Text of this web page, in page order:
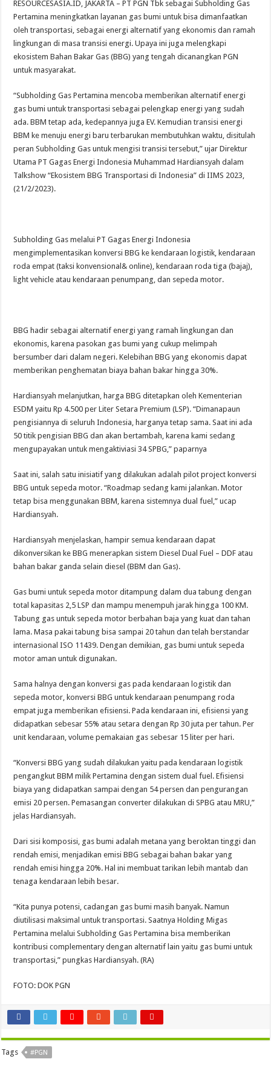
Terminal LPG Tanjung Sekong PET Jadi Terminal LPG Pertama di Dunia
RESOURCESASIA.ID, JAKARTA – PT PGN Tbk sebagai Subholding Gas
Pertamina meningkatkan layanan gas bumi untuk bisa dimanfaatkan
oleh transportasi, sebagai energi alternatif yang ekonomis dan ramah
lingkungan di masa transisi energi. Upaya ini juga melengkapi
ekosistem Bahan Bakar Gas (BBG) yang tengah dicanangkan PGN
untuk masyarakat.
“Subholding Gas Pertamina mencoba memberikan alternatif energi
gas bumi untuk transportasi sebagai pelengkap energi yang sudah
ada. BBM tetap ada, kedepannya juga EV. Kemudian transisi energi
BBM ke menuju energi baru terbarukan membutuhkan waktu, disitulah
peran Subholding Gas untuk mengisi transisi tersebut,” ujar Direktur
Utama PT Gagas Energi Indonesia Muhammad Hardiansyah dalam
Talkshow “Ekosistem BBG Transportasi di Indonesia” di IIMS 2023,
(21/2/2023).
Subholding Gas melalui PT Gagas Energi Indonesia
mengimplementasikan konversi BBG ke kendaraan logistik, kendaraan
roda empat (taksi konvensional& online), kendaraan roda tiga (bajaj),
light vehicle atau kendaraan penumpang, dan sepeda motor.
BBG hadir sebagai alternatif energi yang ramah lingkungan dan
ekonomis, karena pasokan gas bumi yang cukup melimpah
bersumber dari dalam negeri. Kelebihan BBG yang ekonomis dapat
memberikan penghematan biaya bahan bakar hingga 30%.
Hardiansyah melanjutkan, harga BBG ditetapkan oleh Kementerian
ESDM yaitu Rp 4.500 per Liter Setara Premium (LSP). “Dimanapaun
pengisiannya di seluruh Indonesia, harganya tetap sama. Saat ini ada
50 titik pengisian BBG dan akan bertambah, karena kami sedang
mengupayakan untuk mengaktiviasi 34 SPBG,” paparnya
Saat ini, salah satu inisiatif yang dilakukan adalah pilot project konversi
BBG untuk sepeda motor. “Roadmap sedang kami jalankan. Motor
tetap bisa menggunakan BBM, karena sistemnya dual fuel,” ucap
Hardiansyah.
Hardiansyah menjelaskan, hampir semua kendaraan dapat
dikonversikan ke BBG menerapkan sistem Diesel Dual Fuel – DDF atau
bahan bakar ganda selain diesel (BBM dan Gas).
Gas bumi untuk sepeda motor ditampung dalam dua tabung dengan
total kapasitas 2,5 LSP dan mampu menempuh jarak hingga 100 KM.
Tabung gas untuk sepeda motor berbahan baja yang kuat dan tahan
lama. Masa pakai tabung bisa sampai 20 tahun dan telah berstandar
internasional ISO 11439. Dengan demikian, gas bumi untuk sepeda
motor aman untuk digunakan.
Sama halnya dengan konversi gas pada kendaraan logistik dan
sepeda motor, konversi BBG untuk kendaraan penumpang roda
empat juga memberikan efisiensi. Pada kendaraan ini, efisiensi yang
didapatkan sebesar 55% atau setara dengan Rp 30 juta per tahun. Per
unit kendaraan, volume pemakaian gas sebesar 15 liter per hari.
“Konversi BBG yang sudah dilakukan yaitu pada kendaraan logistik
pengangkut BBM milik Pertamina dengan sistem dual fuel. Efisiensi
biaya yang didapatkan sampai dengan 54 persen dan pengurangan
emisi 20 persen. Pemasangan converter dilakukan di SPBG atau MRU,”
jelas Hardiansyah.
Dari sisi komposisi, gas bumi adalah metana yang beroktan tinggi dan
rendah emisi, menjadikan emisi BBG sebagai bahan bakar yang
rendah emisi hingga 20%. Hal ini membuat tarikan lebih mantab dan
tenaga kendaraan lebih besar.
“Kita punya potensi, cadangan gas bumi masih banyak. Namun
diutilisasi maksimal untuk transportasi. Saatnya Holding Migas
Pertamina melalui Subholding Gas Pertamina bisa memberikan
kontribusi complementary dengan alternatif lain yaitu gas bumi untuk
transportasi,” pungkas Hardiansyah. (RA)
FOTO: DOK PGN
Tags #PGN